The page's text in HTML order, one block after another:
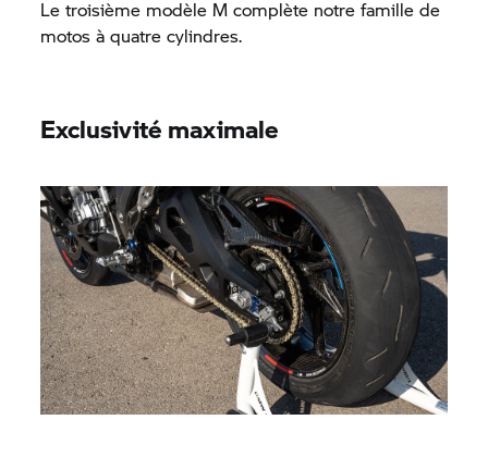
Le troisième modèle M complète notre famille de
motos à quatre cylindres.
Exclusivité maximale